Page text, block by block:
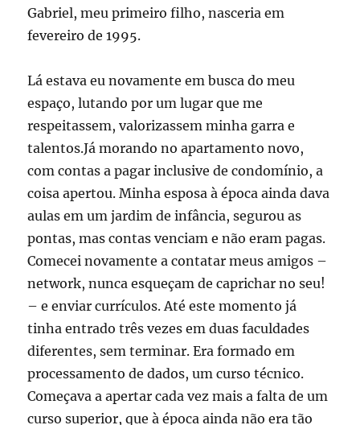
Gabriel, meu primeiro filho, nasceria em
fevereiro de 1995.
Lá estava eu novamente em busca do meu
espaço, lutando por um lugar que me
respeitassem, valorizassem minha garra e
talentos.Já morando no apartamento novo,
com contas a pagar inclusive de condomínio, a
coisa apertou. Minha esposa à época ainda dava
aulas em um jardim de infância, segurou as
pontas, mas contas venciam e não eram pagas.
Comecei novamente a contatar meus amigos –
network, nunca esqueçam de caprichar no seu!
– e enviar currículos. Até este momento já
tinha entrado três vezes em duas faculdades
diferentes, sem terminar. Era formado em
processamento de dados, um curso técnico.
Começava a apertar cada vez mais a falta de um
curso superior, que à época ainda não era tão